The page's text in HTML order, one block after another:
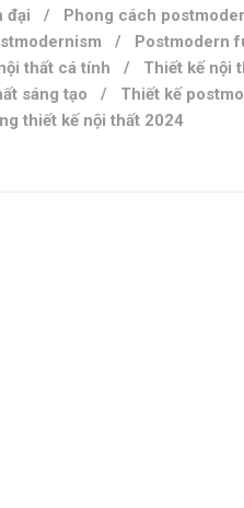
đại / Phong cách
/ Postmodern
thất cá tính / Thiết kế nội
sáng tạo / Thiết kế
thiết kế nội thất 2024